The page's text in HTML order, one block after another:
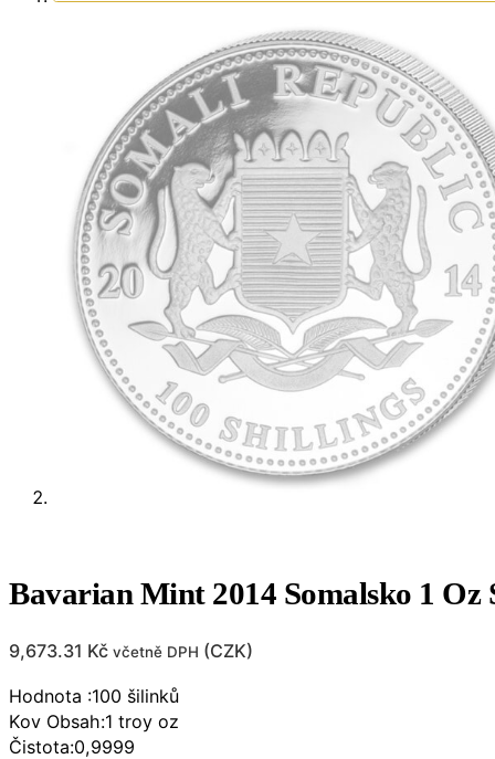
Bavarian Mint 2014 Somalsko 1 Oz
9,673.31 Kč včetně DPH (CZK)
Hodnota :100 šilinků
Kov Obsah:1 troy oz
Čistota:0,9999